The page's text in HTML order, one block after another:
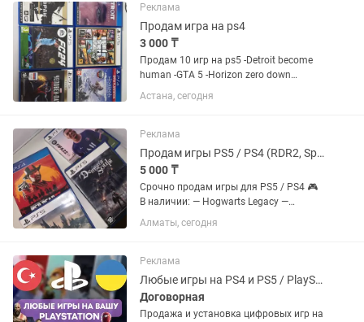
Реклама
Продам игра на ps4
3 000 ₸
Продам 10 игр на ps5 -Detroit become
human -GTA 5 -Horizon zero down
-Призрак Цусимы -FC24 -Человек паук
Майлз Моралес -Человек паук 2 -FC25 -
3000-4000 тг...
Астана, сегодня
Реклама
Продам игры PS5 / PS4 (RDR2, Spider-Man, Tsushima, Hogwarts и др.)
5 000 ₸
Срочно продам игры для PS5 / PS4 🎮
В наличии: — Hogwarts Legacy —
Demon’s Souls — FIFA 22 — Uncharted:
The Nathan Drake Collection — Horizon
Алматы, сегодня
Реклама
Любые игры на PS4 и PS5 / PlayStation
Договорная
Продажа и установка цифровых игр на